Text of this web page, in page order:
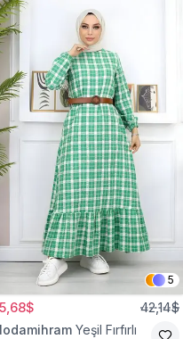
5
42,14$
Yeşil Fırfırlı